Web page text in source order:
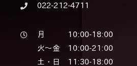
022-212-4711
月 10:00-18:00
火～金 10:00-21:00
土・日 11:30-18:00